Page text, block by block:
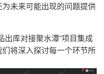
未来可能出现的问题提供
出库对接聚水潭”项目集成
将深入探讨每一个环节所